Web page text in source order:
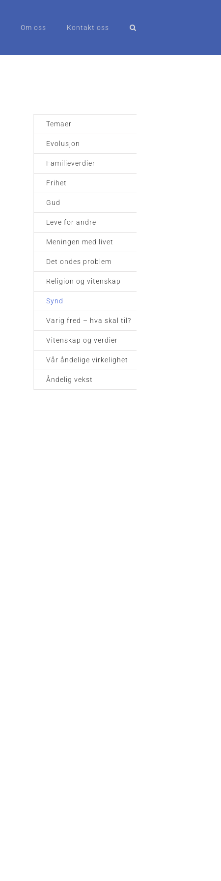
Om oss Kontakt oss
Temaer
Evolusjon
Familieverdier
Frihet
Gud
Leve for andre
Meningen med livet
Det ondes problem
Religion og vitenskap
Synd
Varig fred – hva skal til?
Vitenskap og verdier
Vår åndelige virkelighet
Åndelig vekst